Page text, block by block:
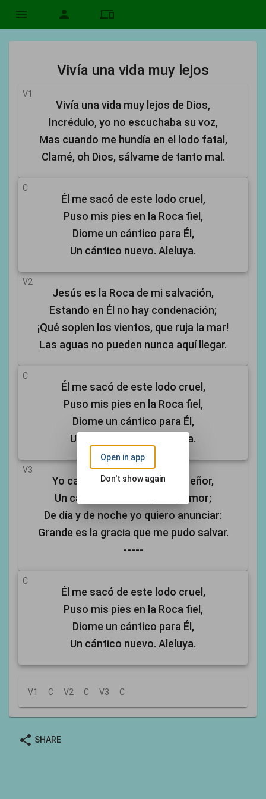
menu person devices
Vivía una vida muy lejos
V1
Vivía una vida muy lejos de Dios,
Incrédulo, yo no escuchaba su voz,
Mas cuando me hundía en el lodo fatal,
Clamé, oh Dios, sálvame de tanto mal.
C
Él me sacó de este lodo cruel,
Puso mis pies en la Roca fiel,
Diome un cántico para Él,
Un cántico nuevo. Aleluya.
V2
Jesús es la Roca de mi salvación,
Estando en Él no hay condenación;
¡Qué soplen los vientos, que ruja la mar!
Las aguas no pueden nunca aquí llegar.
C
Él me sacó de este lodo cruel,
Puso mis pies en la Roca fiel,
Diome un cántico para Él,
Un cántico nuevo. Aleluya.
V3
Yo canto ahora a Jesús mi Señor,
Un cántico lleno de gozo y amor;
De día y de noche yo quiero anunciar:
Grande es la gracia que me pudo salvar.
-----
C
Él me sacó de este lodo cruel,
Puso mis pies en la Roca fiel,
Diome un cántico para Él,
Un cántico nuevo. Aleluya.
V1 C V2 C V3 C
share SHARE
Open in app
Don't show again